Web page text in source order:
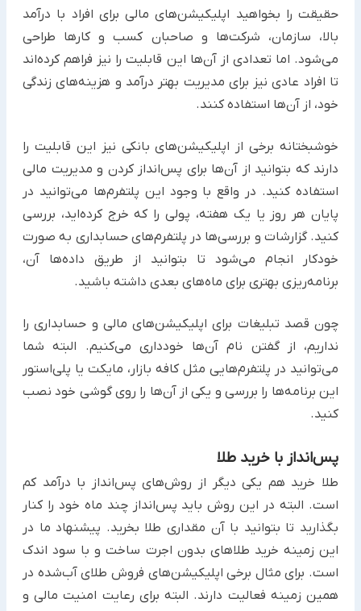
حقیقت را بخواهید اپلیکیشن‌های مالی برای افراد با درآمد
بالا، سازمان، شرکت‌ها و صاحبان کسب و کارها طراحی
می‌شود. اما تعدادی از آن‌ها این قابلیت را نیز فراهم کرده‌اند
تا افراد عادی نیز برای مدیریت بهتر درآمد و هزینه‌های زندگی
خود، از آن‌ها استفاده کنند.
خوشبختانه برخی از اپلیکیشن‌های بانکی نیز این قابلیت را
دارند که بتوانید از آن‌ها برای پس‌انداز کردن و مدیریت مالی
استفاده کنید. در واقع با وجود این پلتفرم‌ها می‌توانید در
پایان هر روز یا یک هفته، پولی را که خرج کرده‌اید، بررسی
کنید. گزارشات و بررسی‌ها در پلتفرم‌های حسابداری به صورت
خودکار انجام می‌شود تا بتوانید از طریق داده‌ها آن،
برنامه‌ریزی بهتری برای ماه‌های بعدی داشته باشید.
چون قصد تبلیغات برای اپلیکیشن‌های مالی و حسابداری را
نداریم، از گفتن نام آن‌ها خودداری می‌کنیم. البته شما
می‌توانید در پلتفرم‌هایی مثل کافه بازار، مایکت یا پلی‌استور
این برنامه‌ها را بررسی و یکی از آن‌ها را روی گوشی خود نصب
کنید.
پس‌انداز با خرید طلا
طلا خرید هم یکی دیگر از روش‌های پس‌انداز با درآمد کم
است. البته در این روش باید پس‌انداز چند ماه خود را کنار
بگذارید تا بتوانید با آن مقداری طلا بخرید. پیشنهاد ما در
این زمینه خرید طلاهای بدون اجرت ساخت و با سود اندک
است. برای مثال برخی اپلیکیشن‌های فروش طلای آب‌شده در
همین زمینه فعالیت دارند. البته برای رعایت امنیت مالی و